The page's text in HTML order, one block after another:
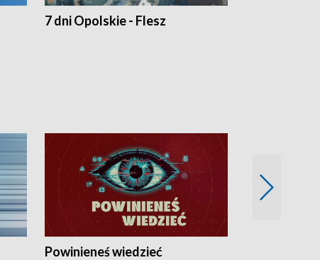
7 dni Opolskie - Flesz
Powinieneś wiedzieć